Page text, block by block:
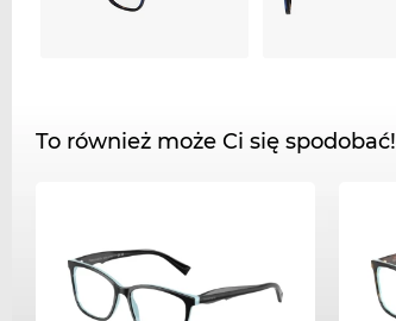
To również może Ci się spodobać!